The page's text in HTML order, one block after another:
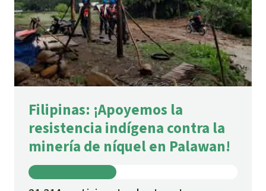
Filipinas: ¡Apoyemos la
resistencia indígena contra la
minería de níquel en Palawan!